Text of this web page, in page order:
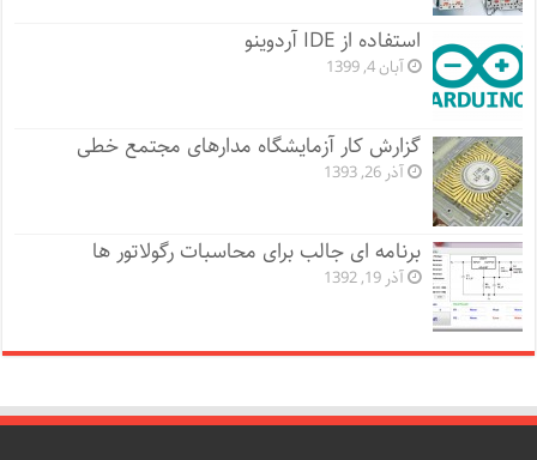
استفاده از IDE آردوینو
آبان 4, 1399
گزارش کار آزمایشگاه مدارهای مجتمع خطی
آذر 26, 1393
برنامه ای جالب برای محاسبات رگولاتور ها
آذر 19, 1392